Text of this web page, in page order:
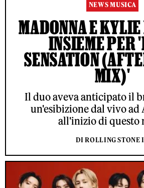
NEWS MUSICA
MADONNA E
INSIEME PER
SENSATION
MIX)'
Il duo aveva anticipato il
un'esibizione dal vivo ad
all'inizio di questo
DI ROLLING STONE